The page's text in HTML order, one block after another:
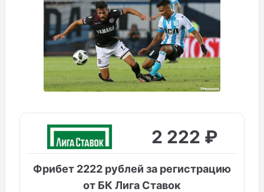
2 222 ₽
Фрибет 2222 рублей за регистрацию
от БК Лига Ставок